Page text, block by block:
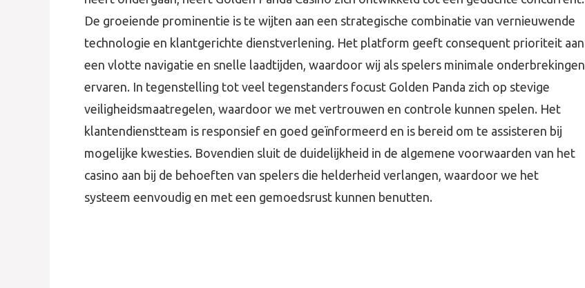
De groeiende prominentie is te wijten aan een strategische combinatie van vernieuwende
technologie en klantgerichte dienstverlening. Het platform geeft consequent prioriteit aan
een vlotte navigatie en snelle laadtijden, waardoor wij als spelers minimale onderbrekingen
ervaren. In tegenstelling tot veel tegenstanders focust Golden Panda zich op stevige
veiligheidsmaatregelen, waardoor we met vertrouwen en controle kunnen spelen. Het
klantendienstteam is responsief en goed geïnformeerd en is bereid om te assisteren bij
mogelijke kwesties. Bovendien sluit de duidelijkheid in de algemene voorwaarden van het
casino aan bij de behoeften van spelers die helderheid verlangen, waardoor we het
systeem eenvoudig en met een gemoedsrust kunnen benutten.